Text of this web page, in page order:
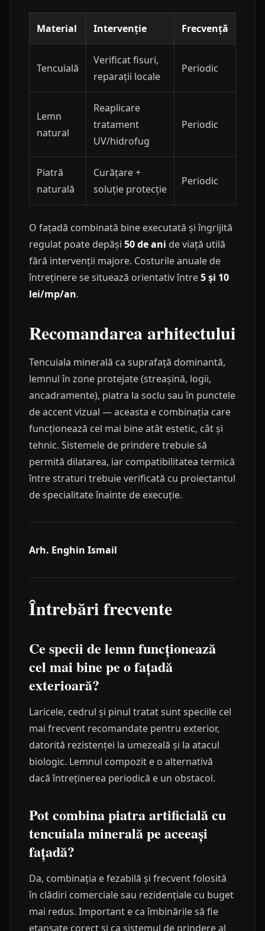
Material Intervenție Frecvență
Tencuială
Verificat fisuri,
reparații locale
Periodic
Lemn
natural
Reaplicare
tratament
UV/hidrofug
Periodic
Piatră
naturală
Curățare +
soluție protecție
Periodic
O fațadă combinată bine executată și îngrijită
regulat poate depăși 50 de ani de viață utilă
fără intervenții majore. Costurile anuale de
întreținere se situează orientativ între5 și 10
lei/mp/an.
Recomandarea arhitectului
Tencuiala minerală ca suprafață dominantă,
lemnul în zone protejate (streașină, logii,
ancadramente), piatra la soclu sau în punctele
de accent vizual — aceasta e combinația care
funcționează cel mai bine atât estetic, cât și
tehnic. Sistemele de prindere trebuie să
permită dilatarea, iar compatibilitatea termică
între straturi trebuie verificată cu proiectantul
de specialitate înainte de execuție.
Arh. Enghin Ismail
Întrebări frecvente
Ce specii de lemn funcționează
cel mai bine pe o fațadă
exterioară?
Laricele, cedrul și pinul tratat sunt speciile cel
mai frecvent recomandate pentru exterior,
datorită rezistenței la umezeală și la atacul
biologic. Lemnul compozit e o alternativă
dacă întreținerea periodică e un obstacol.
Pot combina piatra artificială cu
tencuiala minerală pe aceeași
fațadă?
Da, combinația e fezabilă și frecvent folosită
în clădiri comerciale sau rezidențiale cu buget
mai redus. Important e ca îmbinările să fie
etanșate corect și ca sistemul de prindere al